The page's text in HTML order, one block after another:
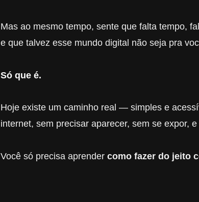
Mas ao mesmo tempo, sente que falta tempo,
e que talvez esse mundo digital não seja pra
Só que é.
Hoje existe um caminho real — simples e
internet, sem precisar aparecer, sem se expor,
Você só precisa aprender como fazer do jeito